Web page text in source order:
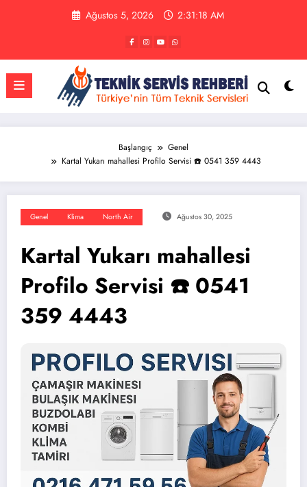
Ağustos 5, 2026 2:31:19 AM
Başlangıç
Genel
Kartal Yukarı mahallesi Profilo Servisi ☎️ 0541 359 4443
Genel Klima North Air Ağustos 30, 2025
Kartal Yukarı mahallesi
Profilo Servisi ☎️ 0541
359 4443